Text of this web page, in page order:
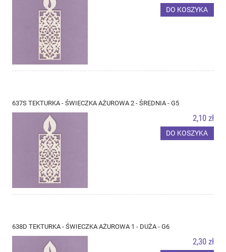
DO KOSZYKA
637S TEKTURKA - ŚWIECZKA AŻUROWA 2 - ŚREDNIA - G5
2,10 zł
DO KOSZYKA
638D TEKTURKA - ŚWIECZKA AŻUROWA 1 - DUŻA - G6
2,30 zł